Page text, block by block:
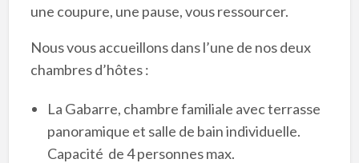
une coupure, une pause, vous ressourcer.
Nous vous accueillons dans l’une de nos deux
chambres d’hôtes :
La Gabarre, chambre familiale avec terrasse
panoramique et salle de bain individuelle.
Capacité de 4 personnes max.